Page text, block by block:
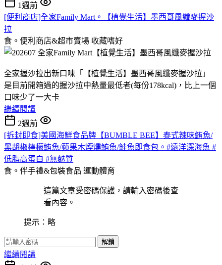
1週前
[便利商店]全家Family Mart。【植覺生活】墨西哥風纖麥握沙
拉
食。便利商店&超市賣場 收藏嗜好
全家握沙拉出新口味「【植覺生活】墨西哥風纖麥握沙拉」
是目前開箱過的握沙拉中熱量最低者(每份178kcal)，比上一個
口味少了一大卡
繼續閱讀
2週前
[拆封即食]美國海鮮食品牌【BUMBLE BEE】泰式辣味鮪魚/
黑胡椒檸檬鮪魚/蘋果木煙燻鮪魚/鮭魚即食包。#遠洋深海魚 #
低脂高蛋白 #無麩質
食。伴手禮&包裝食品 運動體育
這篇文章受密碼保護，請輸入密碼後查
看內容。
提示：略
解鎖
繼續閱讀